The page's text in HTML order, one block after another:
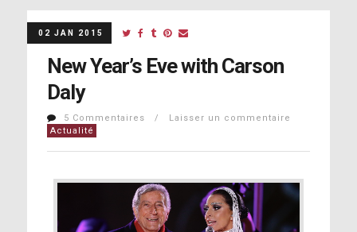
02 JAN 2015
New Year’s Eve with Carson
Daly
5 Commentaires / Laisser un commentaire
Actualité